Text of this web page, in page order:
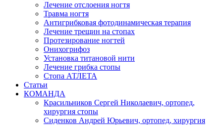
Лечение отслоения ногтя
Травма ногтя
Антигрибковая фотодинамическая терапия
Лечение трещин на стопах
Протезирование ногтей
Онихогрифоз
Установка титановой нити
Лечение грибка стопы
Стопа АТЛЕТА
Статьи
КОМАНДА
Красильников Сергей Николаевич, ортопед,
хирургия стопы
Сиденков Андрей Юрьевич, ортопед, хирургия